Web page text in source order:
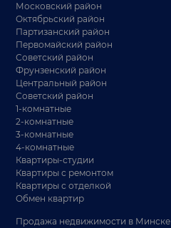
Московский район
Октябрьский район
Партизанский район
Первомайский район
Советский район
Фрунзенский район
Центральный район
Советский район
1-комнатные
2-комнатные
3-комнатные
4-комнатные
Квартиры-студии
Квартиры с ремонтом
Квартиры с отделкой
Обмен квартир
Продажа недвижимости в Минске